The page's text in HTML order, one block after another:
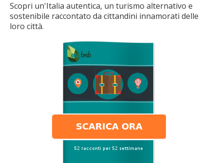
Scopri un'Italia autentica, un turismo alternativo e
sostenibile raccontato da cittandini innamorati delle
loro città.